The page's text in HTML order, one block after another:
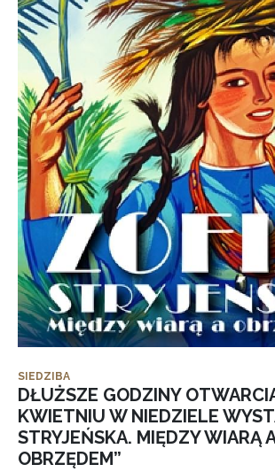
SIEDZIBA
DŁUŻSZE GODZINY
KWIETNIU W NIEDZIELE
STRYJEŃSKA. MIĘDZY WIARĄ A
OBRZĘDEM”